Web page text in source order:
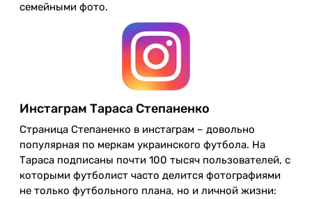
семейными фото.
Инстаграм Тараса Степаненко
Страница Степаненко в инстаграм – довольно
популярная по меркам украинского футбола. На
Тараса подписаны почти 100 тысяч пользователей, с
которыми футболист часто делится фотографиями
не только футбольного плана, но и личной жизни: